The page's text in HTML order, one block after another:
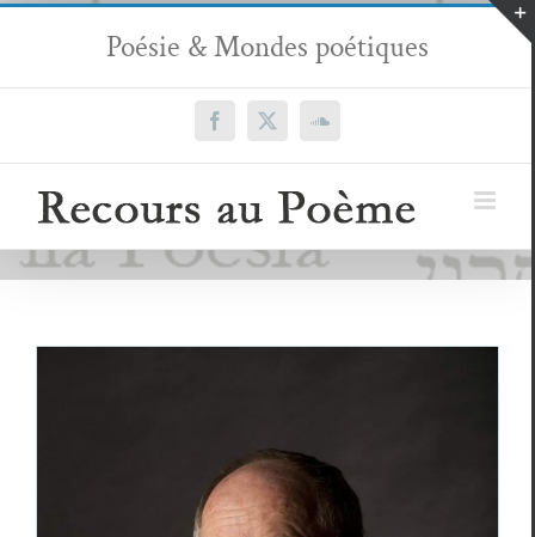
Passer
contenu
Poésie & Mondes poétiques
Facebook
X SoundCloud